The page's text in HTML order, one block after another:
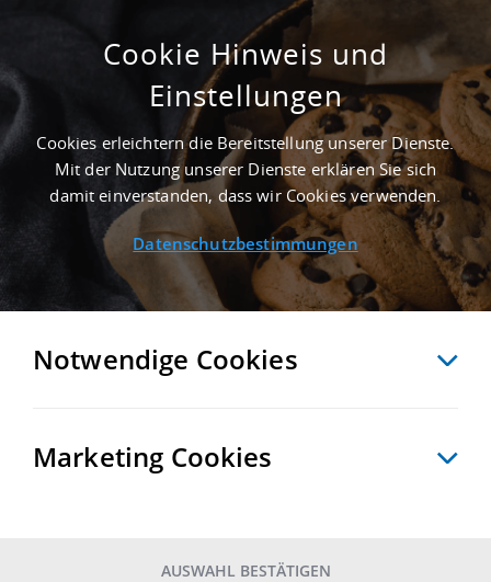
SUCHE ANPASSEN
18 Treffer anzeigen
18
Cookie Hinweis und
Einstellungen
Cookies erleichtern die Bereitstellung unserer Dienste.
Mit der Nutzung unserer Dienste erklären Sie sich
damit einverstanden, dass wir Cookies verwenden.
Datenschutzbestimmungen
Notwendige Cookies
Marketing Cookies
AUSWAHL BESTÄTIGEN